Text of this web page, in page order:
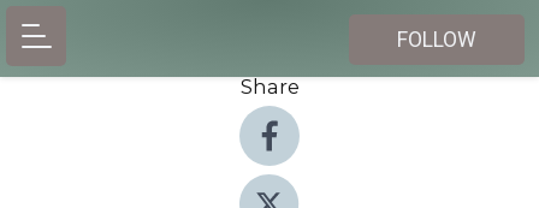
FOLLOW
Share